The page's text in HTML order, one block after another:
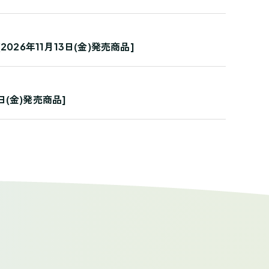
年11月13日(金)発売商品]
(金)発売商品]